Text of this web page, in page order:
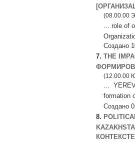
(08.00.00
... role of
Создано
7. THE
(12.00.00
...
formation
Создано
8.